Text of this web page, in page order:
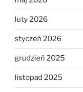
luty 2026
styczeń 2026
grudzień 2025
listopad 2025